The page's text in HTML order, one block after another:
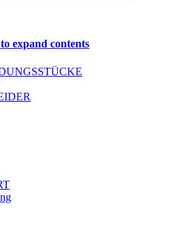
expand contents